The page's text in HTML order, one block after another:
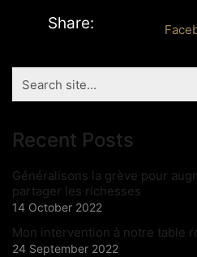
Share:
for:
Recent Posts
Généralisons la grève pour
partager les richesses
14 October 2022
Mon intervention à notre table
24 September 2022